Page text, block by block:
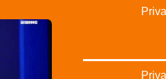
اخبار الشبكة :
ردود فعل بعد
بانوراما